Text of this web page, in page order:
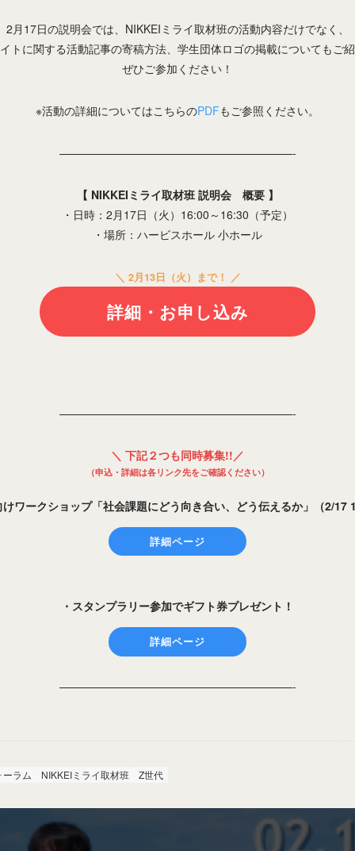
2月17日の説明会では、NIKKEIミライ取材班の活動内容だけでなく、
トに関する活動記事の寄稿方法、学生団体ロゴの掲載についてもご紹
ぜひご参加ください！
※活動の詳細についてはこちらのPDFもご参照ください。
—————————————————————-
【 NIKKEIミライ取材班 説明会 概要 】
・日時：2月17日（火）16:00～16:30（予定）
・場所：ハービスホール 小ホール
＼ 2月13日（火）まで！ ／
詳細・お申し込み
—————————————————————-
＼ 下記２つも同時募集!!／
（申込・詳細は各リンク先をご確認ください）
ワークショップ「社会課題にどう向き合い、どう伝えるか」（2/17
詳細ページ
・スタンプラリー参加でギフト券プレゼント！
詳細ページ
—————————————————————-
ーラム NIKKEIミライ取材班 Z世代